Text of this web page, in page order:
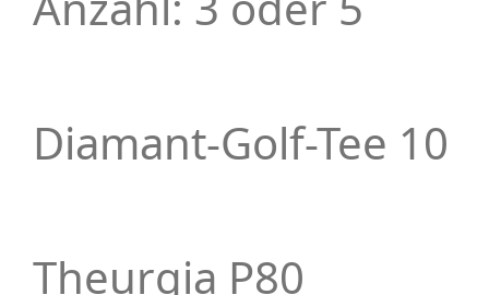
Diamant-Golf-Tee 10
Theurgia P80